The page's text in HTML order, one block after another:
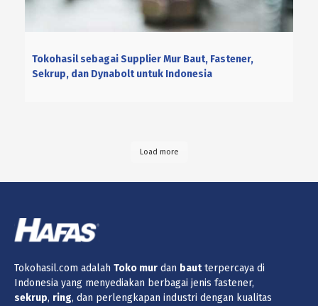
Tokohasil sebagai Supplier Mur Baut, Fastener,
Sekrup, dan Dynabolt untuk Indonesia
Load more
Tokohasil.com adalah Toko mur dan bautterpercaya di
Indonesia yang menyediakan berbagai jenis fastener,
sekrup, ring, dan perlengkapan industri dengan kualitas